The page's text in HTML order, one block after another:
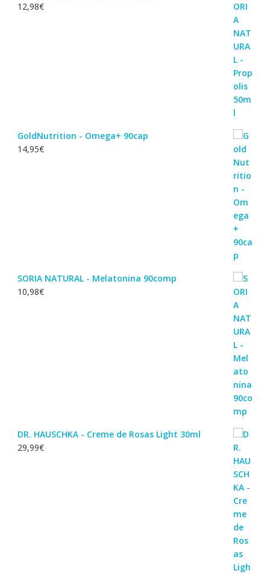
12,98€
GoldNutrition - Omega+ 90cap
14,95€
SORIA NATURAL - Melatonina 90comp
10,98€
DR. HAUSCHKA - Creme de Rosas Light 30ml
29,99€